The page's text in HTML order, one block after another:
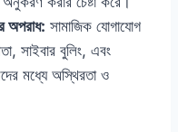
অপরাধ: সামাজিক যোগাযোগ
সাইবার বুলিং, এবং
মধ্যে অস্থিরতা ও